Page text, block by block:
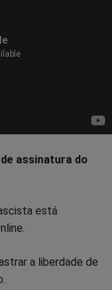
assinatura do
está
a liberdade de